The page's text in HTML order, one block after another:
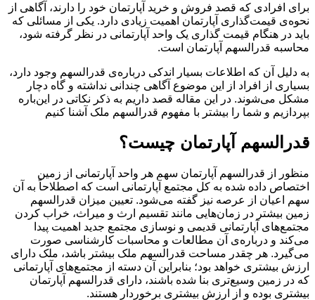
برای افرادی که قصد فروش و خرید آپارتمان خود را دارند، آگاهی از
نحوه‌ی قیمت‌گذاری آپارتمان اهمیت زیادی دارد. یکی از مسائلی که
باید در هنگام قیمت گذاری یک واحد آپارتمانی در نظر گرفته شود،
محاسبه قدرالسهم آپارتمان است.
به دلیل آن که اطلاعات بسیار اندکی درباره‌ی قدرالسهم وجود دارد،
بسیاری از افراد از این موضوع آگاهی چندانی نداشته و گاه دچار
مشکل می‌شوند. در این مقاله قصد داریم به ذکر نکاتی در این‌باره
بپردازیم و شما را بیشتر با مفهوم قدرالسهم ملک آشنا کنیم
قدرالسهم آپارتمان چیست؟
منظور از قدرالسهم آپارتمان سهم هر واحد آپارتمانی از زمین
اختصاص داده شده به کل مجتمع آپارتمانی است که اصطلاحاً به آن
سهم اعیان از عرصه نیز گفته می‌شود. تعیین میزان قدرالسهم
زمین بیشتر در زمان‌هایی مانند تقسیم ارث و میراث، خراب کردن
مجتمع‌های آپارتمانی قدیمی و نوسازی مجتمع جدید اهمیت پیدا
می‌کند و درباره‌ی آن مطالعات و محاسبات کارشناسی صورت
می‌گیرد. هر چقدر مساحت قدرالسهم ملک بیشتر باشد، ملک دارای
ارزش بیشتری خواهد بود؛ بنابراین آن دسته از مجتمع‌های آپارتمانی
که در زمین وسیع‌تری بنا شده باشند، دارای قدرالسهم آپارتمان
بیشتری بوده و از ارزش بیشتری برخوردار هستند.